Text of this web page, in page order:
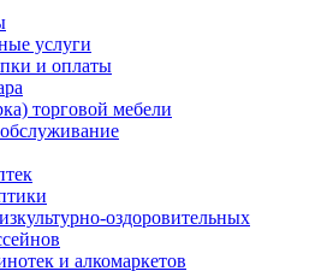
услуги
и оплаты
торговой мебели
оздоровительных
и алкомаркетов